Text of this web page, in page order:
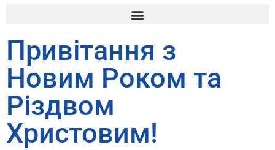
Привітання з
Новим Роком та
Різдвом
Христовим!